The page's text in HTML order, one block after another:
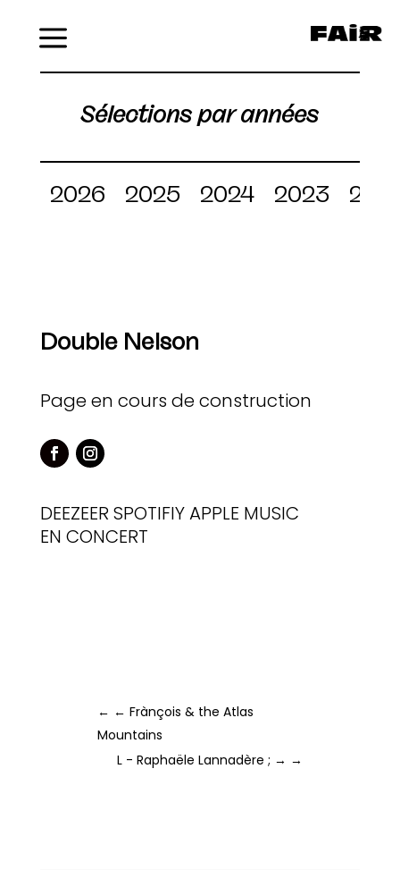
Sélections par années
2026 2025 2024 2023
Double Nelson
Page en cours de construction
DEEZEER SPOTIFIYAPPLE MUSIC
EN CONCERT
← ← Frànçois & the Atlas
Mountains
L - Raphaële Lannadère ; → →